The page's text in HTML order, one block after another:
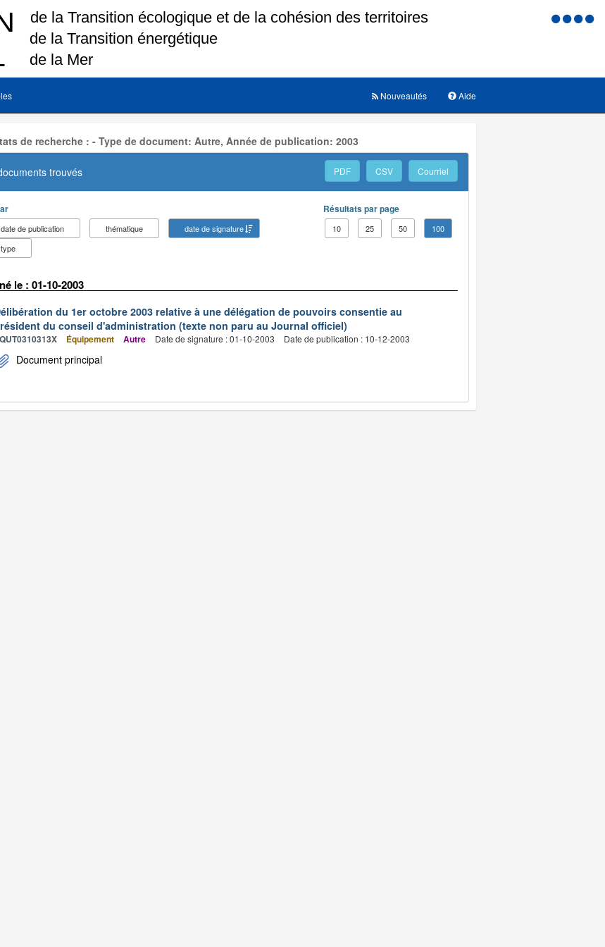
Menu
Aide
Nouveautés
de recherche : - Type de document: Autre, Année de publication: 2003
trouvés PDF CSV Courriel
date de publication thématique
date de signature
type
Résultats par page
10 25 50 100
le : 01-10-2003
du 1er octobre 2003 relative à une délégation de pouvoirs consentie au
du conseil d'administration (texte non paru au Journal officiel)
Équipement Autre Date de signature : 01-10-2003 Date de publication : 10-12-2003
Document principal